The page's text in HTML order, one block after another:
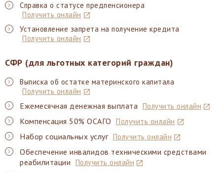
Справка о статусе предпенсионера
Получить онлайн
Установление запрета на получение кредита
Получить онлайн
СФР (для льготных категорий граждан)
Выписка об остатке материнского капитала
Получить онлайн
Ежемесячная денежная выплата Получить онлайн
Компенсация 50% ОСАГО Получить онлайн
Набор социальных услуг Получить онлайн
Обеспечение инвалидов техническими средствами
реабилитации Получить онлайн